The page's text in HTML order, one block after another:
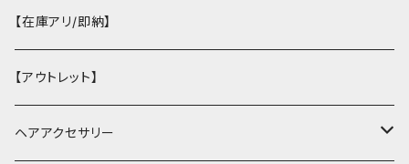
【在庫アリ/即納】
【アウトレット】
ヘアアクセサリー